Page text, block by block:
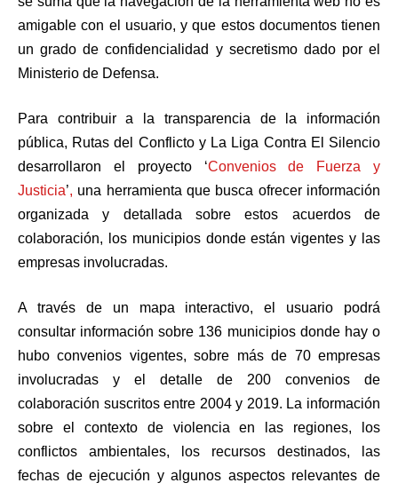
amigable con el usuario, y que estos documentos tienen
un grado de confidencialidad y secretismo dado por el
Ministerio de Defensa.
Para contribuir a la transparencia de la información
pública, Rutas del Conflicto y La Liga Contra El Silencio
desarrollaron el proyecto ‘Convenios de Fuerza y
Justicia’, una herramienta que busca ofrecer información
organizada y detallada sobre estos acuerdos de
colaboración, los municipios donde están vigentes y las
empresas involucradas.
A través de un mapa interactivo, el usuario podrá
consultar información sobre 136 municipios donde hay o
hubo convenios vigentes, sobre más de 70 empresas
involucradas y el detalle de 200 convenios de
colaboración suscritos entre 2004 y 2019. La información
sobre el contexto de violencia en las regiones, los
conflictos ambientales, los recursos destinados, las
fechas de ejecución y algunos aspectos relevantes de